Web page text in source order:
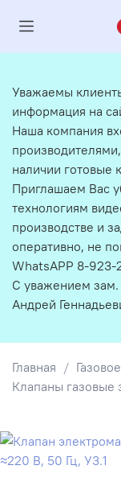
Главная
Клапаны
Уважаемы
информация на
Наша компания
наличии готовые
Приглашаем Вас
технологиям
производстве и
оперативно, не
WhatsAPP 8-
С уважением
Андрей